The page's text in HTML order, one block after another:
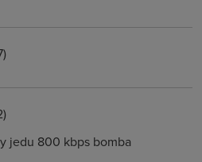
jedu 800 kbps bomba